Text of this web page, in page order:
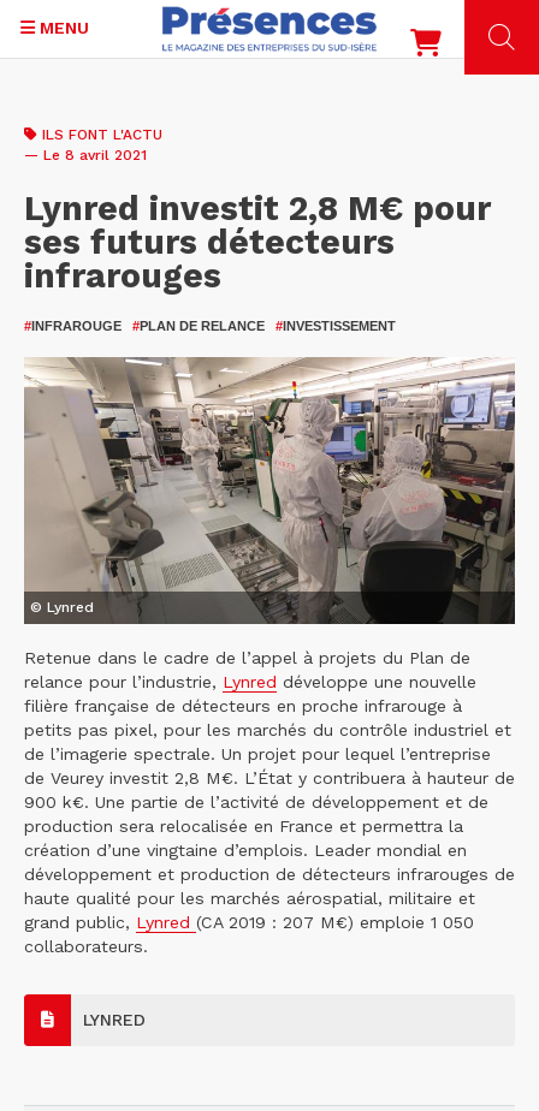
contenu
MENU
ILS FONT L'ACTU
— Le 8 avril 2021
Lynred investit 2,8 M€ pour
ses futurs détecteurs
infrarouges
#INFRAROUGE #PLAN DE RELANCE #INVESTISSEMENT
© Lynred
Retenue dans le cadre de l’appel à projets du Plan de
relance pour l’industrie, Lynred développe une nouvelle
filière française de détecteurs en proche infrarouge à
petits pas pixel, pour les marchés du contrôle industriel et
de l’imagerie spectrale. Un projet pour lequel l’entreprise
de Veurey investit 2,8 M€. L’État y contribuera à hauteur de
900 k€. Une partie de l’activité de développement et de
production sera relocalisée en France et permettra la
création d’une vingtaine d’emplois. Leader mondial en
développement et production de détecteurs infrarouges de
haute qualité pour les marchés aérospatial, militaire et
grand public, Lynred (CA 2019 : 207 M€) emploie 1 050
collaborateurs.
LYNRED